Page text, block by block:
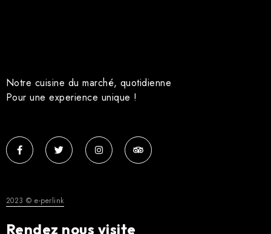
Notre cuisine du marché, quotidienne
Pour une experience unique !
2023 © e-perlink
Rendez nous visite